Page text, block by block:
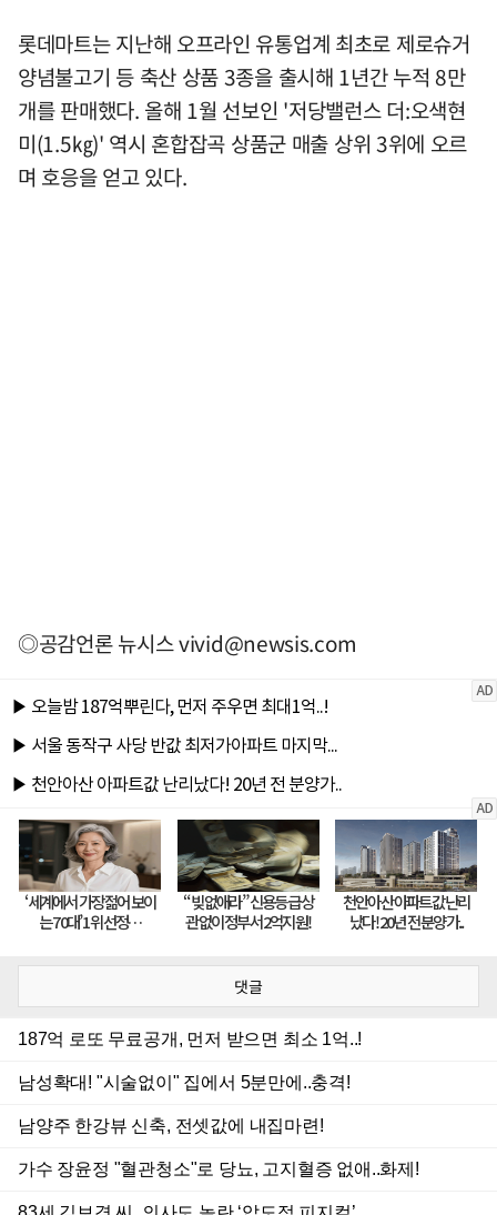
롯데마트는 지난해 오프라인 유통업계 최초로 제로슈거
양념불고기 등 축산 상품 3종을 출시해 1년간 누적 8만
개를 판매했다. 올해 1월 선보인 '저당밸런스 더:오색현
미(1.5㎏)' 역시 혼합잡곡 상품군 매출 상위 3위에 오르
며 호응을 얻고 있다.
◎공감언론 뉴시스vivid@newsis.com
댓글